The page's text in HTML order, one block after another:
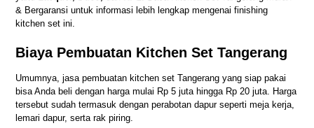
& Bergaransi untuk informasi lebih lengkap mengenai finishing
kitchen set ini.
Biaya Pembuatan Kitchen Set Tangerang
Umumnya, jasa pembuatan kitchen set Tangerang yang siap pakai
bisa Anda beli dengan harga mulai Rp 5 juta hingga Rp 20 juta. Harga
tersebut sudah termasuk dengan perabotan dapur seperti meja kerja,
lemari dapur, serta rak piring.